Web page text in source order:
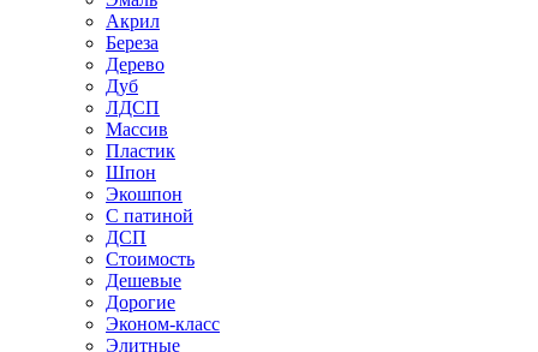
Акрил
Береза
Дерево
Дуб
ЛДСП
Массив
Пластик
Шпон
Экошпон
С патиной
ДСП
Стоимость
Дешевые
Дорогие
Эконом-класс
Элитные